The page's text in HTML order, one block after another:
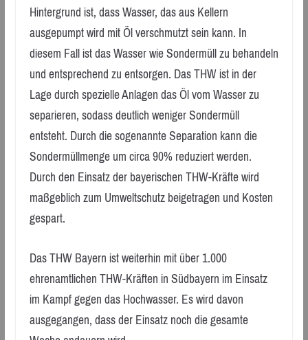
Hintergrund ist, dass Wasser, das aus Kellern
ausgepumpt wird mit Öl verschmutzt sein kann. In
diesem Fall ist das Wasser wie Sondermüll zu behandeln
und entsprechend zu entsorgen. Das THW ist in der
Lage durch spezielle Anlagen das Öl vom Wasser zu
separieren, sodass deutlich weniger Sondermüll
entsteht. Durch die sogenannte Separation kann die
Sondermüllmenge um circa 90% reduziert werden.
Durch den Einsatz der bayerischen THW-Kräfte wird
maßgeblich zum Umweltschutz beigetragen und Kosten
gespart.
Das THW Bayern ist weiterhin mit über 1.000
ehrenamtlichen THW-Kräften in Südbayern im Einsatz
im Kampf gegen das Hochwasser. Es wird davon
ausgegangen, dass der Einsatz noch die gesamte